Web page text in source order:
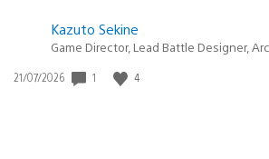
Kazuto Sekine
Game Director, Lead Battle Designer,
Fecha
21/07/2026 1 4